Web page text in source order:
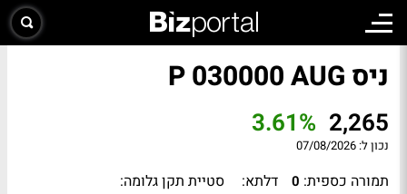
ניס P 030000 AUG
2,265
3.61%
נכון ל: 07/08/2026
תמורה כספית: 0 דלתא:
סטיית תקן גלומה: